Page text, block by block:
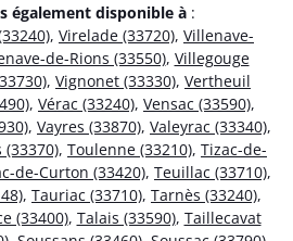
également disponible à :
, Virelade (33720), Villenave-
de-Rions (33550), Villegouge
, Vignonet (33330), Vertheuil
, Vérac (33240), Vensac (33590),
, Vayres (33870), Valeyrac (33340),
(33370), Toulenne (33210), Tizac-de-
de-Curton (33420), Teuillac (33710),
, Tauriac (33710), Tarnès (33240),
(33400), Talais (33590), Taillecavat